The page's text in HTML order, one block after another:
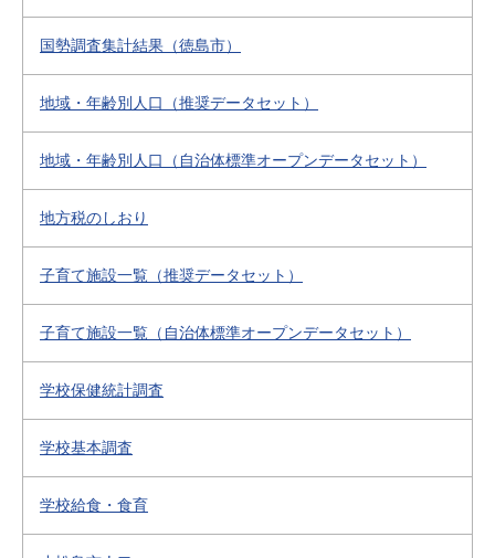
国勢調査集計結果（徳島市）
地域・年齢別人口（推奨データセット）
地域・年齢別人口（自治体標準オープンデータセット）
地方税のしおり
子育て施設一覧（推奨データセット）
子育て施設一覧（自治体標準オープンデータセット）
学校保健統計調査
学校基本調査
学校給食・食育